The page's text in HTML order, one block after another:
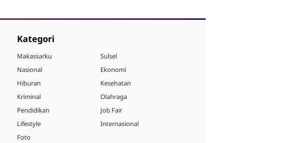
Kategori
Makassarku
Sulsel
Nasional
Ekonomi
Hiburan
Kesehatan
Kriminal
Olahraga
Pendidikan
Job Fair
Lifestyle
Internasional
Foto